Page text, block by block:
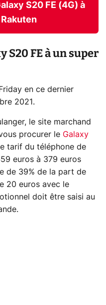
S20 FE (4G) à
S20 FE à un super
en ce dernier
2021.
le site marchand
procurer le Galaxy
tarif du téléphone de
euros à 379 euros
de 39% de la part de
20 euros avec le
doit être saisi au